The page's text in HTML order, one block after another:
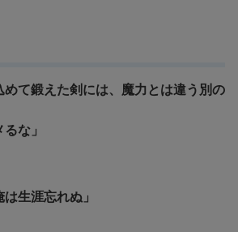
めて鍛えた剣には、魔力とは違う別の
な」
生涯忘れぬ」